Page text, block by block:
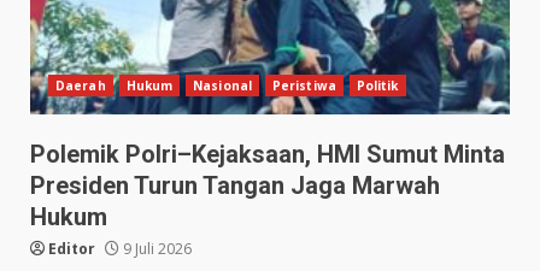
Daerah Hukum Nasional Peristiwa Politik
Polemik Polri–Kejaksaan, HMI Sumut Minta
Presiden Turun Tangan Jaga Marwah
Hukum
Editor 9 Juli 2026